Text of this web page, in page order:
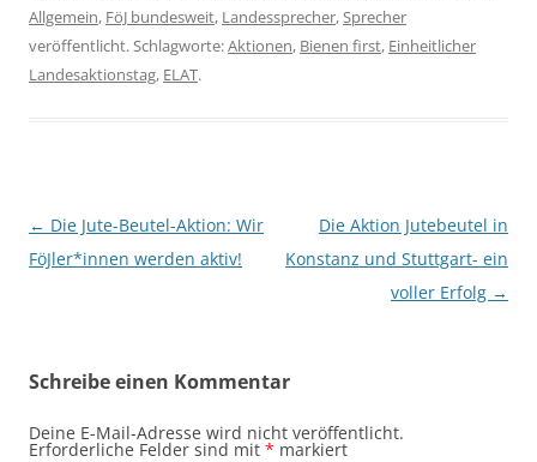
Allgemein, FöJ bundesweit, Landessprecher,Sprecher
veröffentlicht. Schlagworte:Aktionen, Bienen first, Einheitlicher
Landesaktionstag, ELAT.
Beitragsnavigation
← Die Jute-Beutel-Aktion: Wir
FöJler*innen werden aktiv!
Die Aktion Jutebeutel in
Konstanz und Stuttgart- ein
voller Erfolg →
Schreibe einen Kommentar
Deine E-Mail-Adresse wird nicht veröffentlicht.
Erforderliche Felder sind mit * markiert